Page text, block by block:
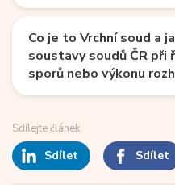
Co je to Vrchní soud a
soustavy soudů ČR při
sporů nebo výkonu
Sdílejte článek
Sdílet Sdílet